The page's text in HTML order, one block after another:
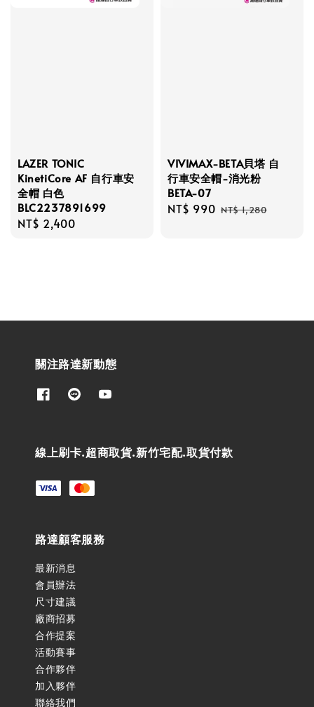
LAZER TONIC
KinetiCore AF 自行車安
全帽 白色
BLC2237891699
Regular
NT$ 2,400
VIVIMAX-BETA貝塔 自
行車安全帽-消光粉
BETA-07
Sale
NT$ 990 Regular
NT$ 1,280
關注路達新動態
線上刷卡.超商取貨.新竹宅配.取貨付款
路達顧客服務
最新消息
會員辦法
尺寸建議
廠商招募
合作提案
活動賽事
合作夥伴
加入夥伴
聯絡我們